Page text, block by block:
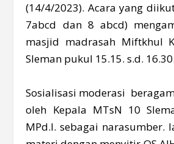
(14/4/2023). Acara yang
7abcd dan 8 abcd)
masjid madrasah Miftkhul
Sleman pukul 15.15. s.d. 16.30.
Sosialisasi moderasi
oleh Kepala MTsN 10
MPd.I. sebagai narasumber.